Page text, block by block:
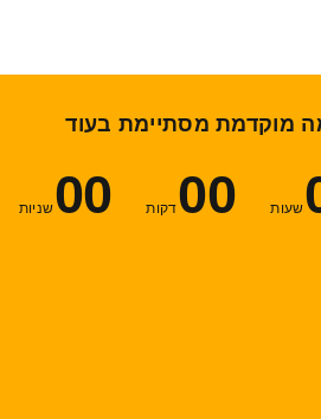
מוקדמת מסתיימת בעוד
שעות 00דקות 00שניות